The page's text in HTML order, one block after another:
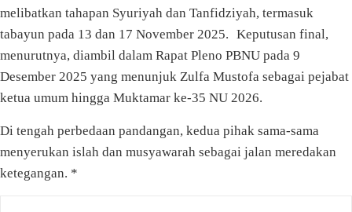
melibatkan tahapan Syuriyah dan Tanfidziyah, termasuk
tabayun pada 13 dan 17 November 2025. Keputusan final,
menurutnya, diambil dalam Rapat Pleno PBNU pada 9
Desember 2025 yang menunjuk Zulfa Mustofa sebagai pejabat
ketua umum hingga Muktamar ke-35 NU 2026.
Di tengah perbedaan pandangan, kedua pihak sama-sama
menyerukan islah dan musyawarah sebagai jalan meredakan
ketegangan. *